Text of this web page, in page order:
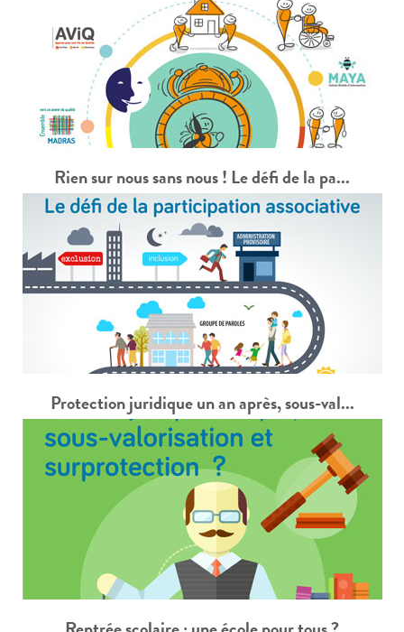
Rien sur nous sans nous ! Le défi de la pa...
Protection juridique un an après, sous-val...